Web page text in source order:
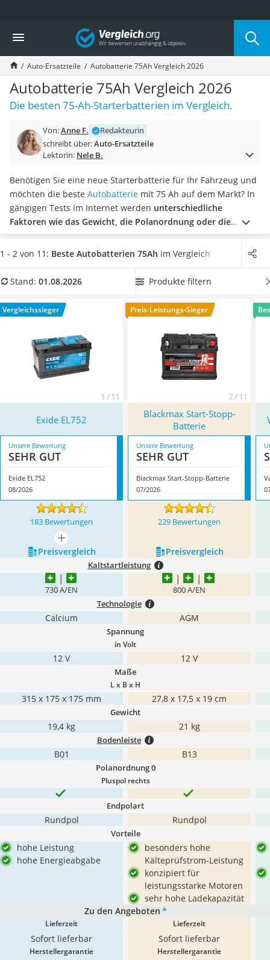
Die beliebtesten Vergleiche nach Kategorie
Auto & Motor
Fahrradträger-Anhängerkupplung (4 Fahrräder)
Fahrradträger
Fahrradträger (Anhängerkupplung)
Fahrradträger 3 Fahrräder
Benzinkanister (20 l)
Fahrradträger E-Bike
Benzinkanister
Wagenheber 3t
AGM-Batterie Wohnmobil
Thule-Fahrradträger
FM-Transmitter
Sommerreifen 205/55 R16
Autobatterie-Ladegerät
Alkoholtester
Diesel-Additiv
Wagenheber
Vergleich
Auto-Ersatzteile Autobatterie 75Ah Vergleich 2026
Autobatterie 75Ah Vergleich 2026
Die besten 75-Ah-Starterbatterien im Vergleich.
Von:Anne F.
Redakteurin
schreibt über:Auto-Ersatzteile
Lektorin: Nele B.
Benötigen Sie eine neue Starterbatterie für Ihr Fahrzeug und
möchten die beste Autobatterie mit 75 Ah auf dem Markt? In
gängigen Tests im Internet werden unterschiedliche
Faktoren wie das Gewicht, die Polanordnung oder die
Kaltstartleistung berücksichtigt.Jedoch sollten Sie auch die
verwendete Technologie und Spannung bei Ihrer
Autobatterie mit einer hohen Kaltstartleistung, um auf den
August 2026 besonders das ModellExide EL752* mit seinen
Eigenschaften.
1 - 2 von 11: Beste Autobatterien 75Ah im Vergleich
Stand: 01.08.2026 Produkte filtern
Vergleichssieger
1 / 11
Preis-Leistungs-Sieger
2 / 11
Exide EL752
Blackmax Start-Stopp-
Batterie
Unsere Bewertung
SEHR GUT
Exide EL752
08/2026
Unsere Bewertung
SEHR GUT
Blackmax Start-Stopp-Batterie
07/2026
183 Bewertungen 229 Bewertungen
mehr anzeigen
Preis­vergleich
Preis­vergleich
Kaltstartleistung
730 A/EN 800 A/EN
Technologie
Calcium AGM
Spannung
in Volt
12 V 12 V
Maße
L x B x H
315 x 175 x 175 mm 27,8 x 17,5 x 19 cm
Gewicht
19,4 kg 21 kg
Bodenleiste
B01 B13
Polanordnung 0
Pluspol rechts
Endpolart
Rundpol Rundpol
Vorteile
hohe Leistung
hohe Energieabgabe
besonders hohe
Kälteprüfstrom-Leistung
konzipiert für
leistungsstarke Motoren
sehr hohe Ladekapazität
Zu den Angeboten *
Lieferzeit
Sofort lieferbar
Lieferzeit
Sofort lieferbar
Herstellergarantie Herstellergarantie